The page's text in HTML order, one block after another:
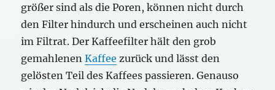
größer sind als die Poren, können nicht durch
den Filter hindurch und erscheinen auch nicht
im Filtrat. Der Kaffeefilter hält den grob
gemahlenenKaffee zurück und lässt den
gelösten Teil des Kaffees passieren. Genauso